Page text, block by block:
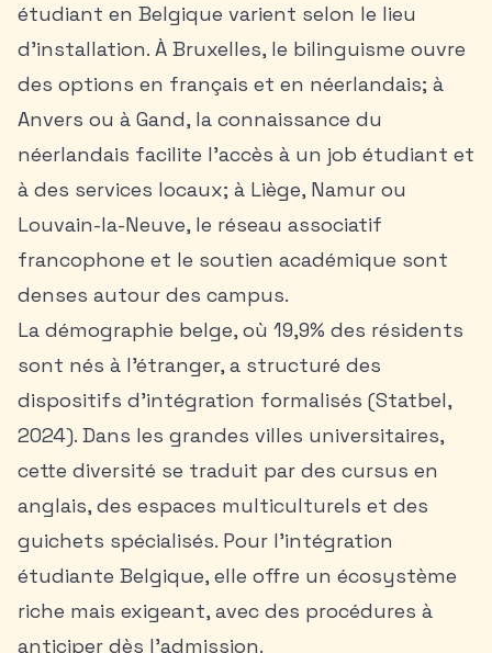
étudiant en Belgique varient selon le lieu
d’installation. À Bruxelles, le bilinguisme ouvre
des options en français et en néerlandais; à
Anvers ou à Gand, la connaissance du
néerlandais facilite l’accès à un job étudiant et
à des services locaux; à Liège, Namur ou
Louvain-la-Neuve, le réseau associatif
francophone et le soutien académique sont
denses autour des campus.
La démographie belge, où 19,9% des résidents
sont nés à l’étranger, a structuré des
dispositifs d’intégration formalisés (Statbel,
2024). Dans les grandes villes universitaires,
cette diversité se traduit par des cursus en
anglais, des espaces multiculturels et des
guichets spécialisés. Pour l’intégration
étudiante Belgique, elle offre un écosystème
riche mais exigeant, avec des procédures à
anticiper dès l’admission.